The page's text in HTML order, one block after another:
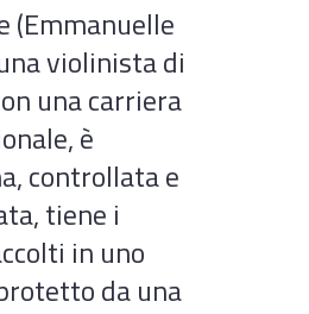
(Emmanuelle
violinista di
una carriera
è
controllata e
tiene i
in uno
da una